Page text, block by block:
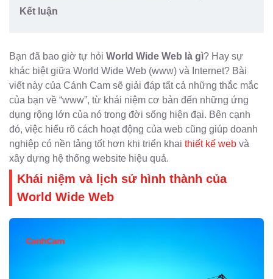
Kết luận
Bạn đã bao giờ tự hỏi World Wide Web là gì? Hay sự
khác biệt giữa World Wide Web (www) và Internet? Bài
viết này của Cánh Cam sẽ giải đáp tất cả những thắc mắc
của bạn về “www”, từ khái niệm cơ bản đến những ứng
dụng rộng lớn của nó trong đời sống hiện đại. Bên cạnh
đó, việc hiểu rõ cách hoạt động của web cũng giúp doanh
nghiệp có nền tảng tốt hơn khi triển khai thiết kế web và
xây dựng hệ thống website hiệu quả.
Khái niệm và lịch sử hình thành của
World Wide Web